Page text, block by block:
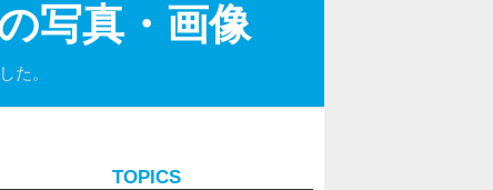
写真・画像
た。
TOPICS